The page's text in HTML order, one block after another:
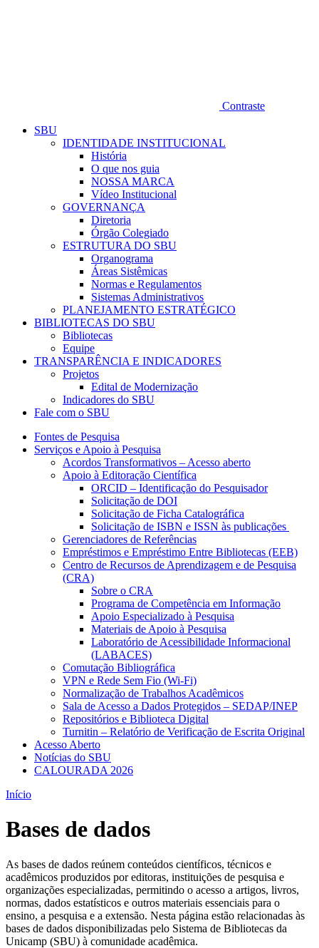
Contraste
SBU
IDENTIDADE INSTITUCIONAL
História
O que nos guia
NOSSA MARCA
Vídeo Institucional
GOVERNANÇA
Diretoria
Órgão Colegiado
ESTRUTURA DO SBU
Organograma
Áreas Sistêmicas
Normas e Regulamentos
Sistemas Administrativos
PLANEJAMENTO ESTRATÉGICO
BIBLIOTECAS DO SBU
Bibliotecas
Equipe
TRANSPARÊNCIA E INDICADORES
Projetos
Edital de Modernização
Indicadores do SBU
Fale com o SBU
Fontes de Pesquisa
Serviços e Apoio à Pesquisa
Acordos Transformativos – Acesso aberto
Apoio à Editoração Científica
ORCID – Identificação do Pesquisador
Solicitação de DOI
Solicitação de Ficha Catalográfica
Solicitação de ISBN e ISSN às publicações
Gerenciadores de Referências
Empréstimos e Empréstimo Entre Bibliotecas (EEB)
Centro de Recursos de Aprendizagem e de Pesquisa
(CRA)
Sobre o CRA
Programa de Competência em Informação
Apoio Especializado à Pesquisa
Materiais de Apoio à Pesquisa
Laboratório de Acessibilidade Informacional
(LABACES)
Comutação Bibliográfica
VPN e Rede Sem Fio (Wi-Fi)
Normalização de Trabalhos Acadêmicos
Sala de Acesso a Dados Protegidos – SEDAP/INEP
Repositórios e Biblioteca Digital
Turnitin – Relatório de Verificação de Escrita Original
Acesso Aberto
Notícias do SBU
CALOURADA 2026
Início
Bases de dados
As bases de dados reúnem conteúdos científicos, técnicos e
acadêmicos produzidos por editoras, instituições de pesquisa e
organizações especializadas, permitindo o acesso a artigos, livros,
normas, dados estatísticos e outros materiais essenciais para o
ensino, a pesquisa e a extensão. Nesta página estão relacionadas às
bases de dados disponibilizadas pelo Sistema de Bibliotecas da
Unicamp (SBU) à comunidade acadêmica.